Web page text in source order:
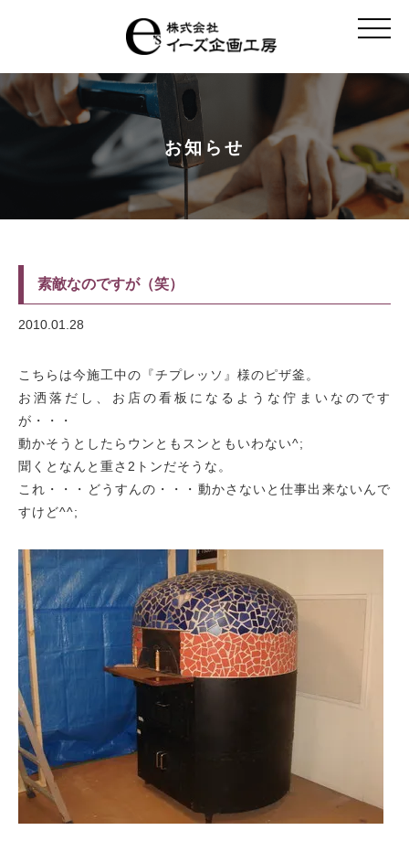
t
o
a
i
g
a
i
o
お知らせ
素敵なのですが（笑）
2010.01.28
こちらは今施工中の『チプレッソ』様のピザ釜。
お洒落だし、お店の看板になるような佇まいなのです
が・・・
動かそうとしたらウンともスンともいわない^;
聞くとなんと重さ2トンだそうな。
これ・・・どうすんの・・・動かさないと仕事出来ないんで
すけど^^;